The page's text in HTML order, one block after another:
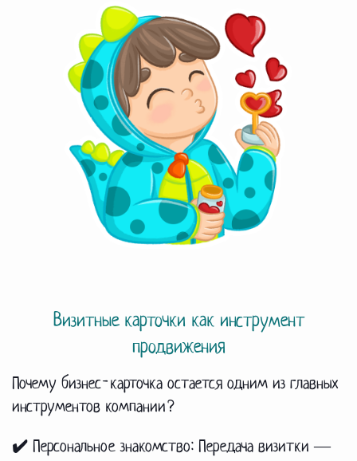
Визитные карточки как инструмент
продвижения
Почему бизнес-карточка остается одним из главных
инструментов компании?
✔️ Персональное знакомство: Передача визитки —